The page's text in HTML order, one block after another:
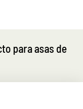
para asas de